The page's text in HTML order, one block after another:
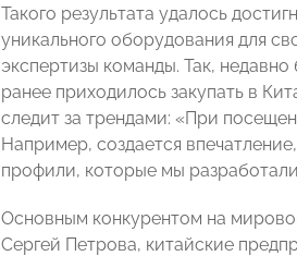
Такого результата удалось
уникального оборудования для
экспертизы команды. Так,
ранее приходилось закупать в
следит за трендами: «При
Например, создается
профили, которые мы
Основным конкурентом на
Сергей Петрова, китайские